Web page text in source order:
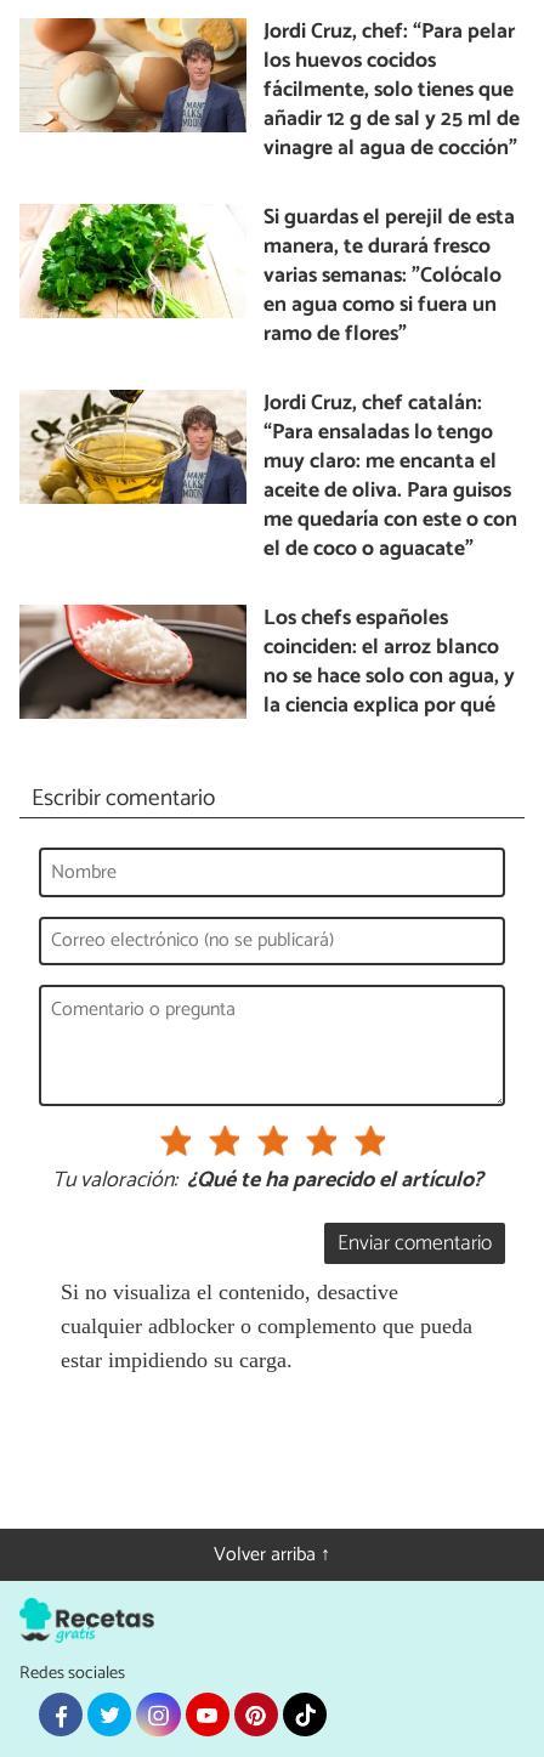
Jordi Cruz, chef: “Para pelar
los huevos cocidos
fácilmente, solo tienes que
añadir 12 g de sal y 25 ml de
vinagre al agua de cocción”
Si guardas el perejil de esta
manera, te durará fresco
varias semanas: "Colócalo
en agua como si fuera un
ramo de flores"
Jordi Cruz, chef catalán:
“Para ensaladas lo tengo
muy claro: me encanta el
aceite de oliva. Para guisos
me quedaría con este o con
el de coco o aguacate”
Los chefs españoles
coinciden: el arroz blanco
no se hace solo con agua, y
la ciencia explica por qué
Escribir comentario
Tu valoración: ¿Qué te ha parecido el artículo?
Enviar comentario
Si no visualiza el contenido, desactive
cualquier adblocker o complemento que pueda
estar impidiendo su carga.
Volver arriba ↑
Redes sociales